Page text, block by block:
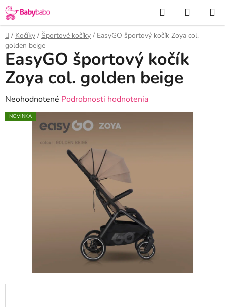
Prejsť
na
obsah
Hľadať
KOŠÍK
Domov
/ Kočíky / Športové kočíky / EasyGO športový kočík Zoya col.
golden beige
EasyGO športový kočík
Zoya col. golden beige
Priemerné
hodnotenie
Neohodnotené Podrobnosti hodnotenia
NOVINKA